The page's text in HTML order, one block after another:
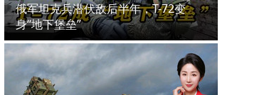
俄军坦克兵潜伏敌后半年，T-72变
身“地下堡垒”